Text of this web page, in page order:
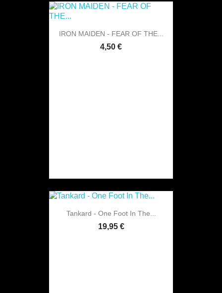
IRON MAIDEN - FEAR OF THE...
4,50 €
Tankard - One Foot In The...
19,95 €